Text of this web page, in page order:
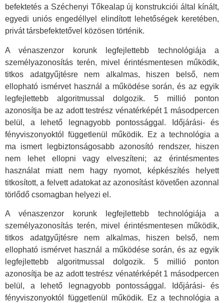
befektetés a Széchenyi Tőkealap új konstrukciói által kínált,
egyedi uniós engedéllyel elindított lehetőségek keretében,
privát társbefektetővel közösen történik.
A vénaszenzor korunk legfejlettebb technológiája a
személyazonosítás terén, mivel érintésmentesen működik,
titkos adatgyűjtésre nem alkalmas, hiszen belső, nem
ellopható ismérvet használ a működése során, és az egyik
legfejlettebb algoritmussal dolgozik. 5 millió ponton
azonosítja be az adott testrész vénatérképét 1 másodpercen
belül, a lehető legnagyobb pontossággal. Időjárási- és
fényviszonyoktól függetlenül működik. Ez a technológia a
ma ismert legbiztonságosabb azonosító rendszer, hiszen
nem lehet ellopni vagy elveszíteni; az érintésmentes
használat miatt nem hagy nyomot, képkészítés helyett
titkosított, a felvett adatokat az azonosítást követően azonnal
törlődő csomagban helyezi el.
A vénaszenzor korunk legfejlettebb technológiája a
személyazonosítás terén, mivel érintésmentesen működik,
titkos adatgyűjtésre nem alkalmas, hiszen belső, nem
ellopható ismérvet használ a működése során, és az egyik
legfejlettebb algoritmussal dolgozik. 5 millió ponton
azonosítja be az adott testrész vénatérképét 1 másodpercen
belül, a lehető legnagyobb pontossággal. Időjárási- és
fényviszonyoktól függetlenül működik. Ez a technológia a